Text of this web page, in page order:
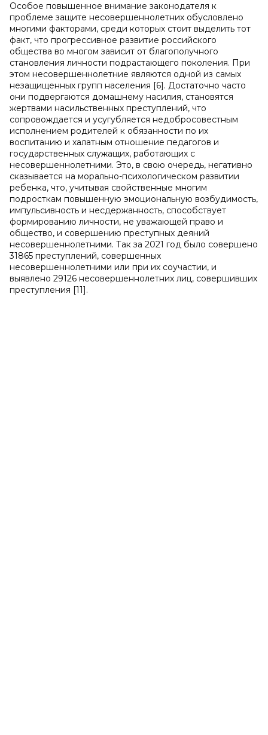
Особое повышенное внимание законодателя к
проблеме защите несовершеннолетних обусловлено
многими факторами, среди которых стоит выделить тот
факт, что прогрессивное развитие российского
общества во многом зависит от благополучного
становления личности подрастающего поколения. При
этом несовершеннолетние являются одной из самых
незащищенных групп населения [6]. Достаточно часто
они подвергаются домашнему насилия, становятся
жертвами насильственных преступлений, что
сопровождается и усугубляется недобросовестным
исполнением родителей к обязанности по их
воспитанию и халатным отношение педагогов и
государственных служащих, работающих с
несовершеннолетними. Это, в свою очередь, негативно
сказывается на морально-психологическом развитии
ребенка, что, учитывая свойственные многим
подросткам повышенную эмоциональную возбудимость,
импульсивность и несдержанность, способствует
формированию личности, не уважающей право и
общество, и совершению преступных деяний
несовершеннолетними. Так за 2021 год было совершено
31865 преступлений, совершенных
несовершеннолетними или при их соучастии, и
выявлено 29126 несовершеннолетних лиц, совершивших
преступления [11].